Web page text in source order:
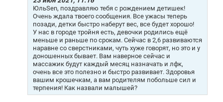
ЮльSen, поздравляю тебя с рождением детишек!
Очень ждала твоего сообщения. Все ужасы теперь
позади, детки быстро наберут вес, все будет хорошо!
У нас в городе тройня есть, девочки родились ещё
меньше и раньше по срокам. Сейчас в 2,6 развиваются
наравне со сверстниками, чуть хуже говорят, но это и у
доношенных бывает. Вам наверное сейчас и
массажик будут каждый месяц назначать и лфк,
очень все это полезно и быстро развивает. Здоровья
вашим крошечкам, а вам родителям побольше сил и
терпения! Как назвали малышей?